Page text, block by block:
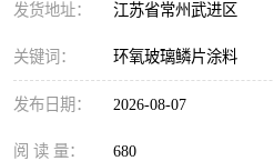
发货地址： 江苏省常州武进区
关键词： 环氧玻璃鳞片涂料
发布日期： 2026-08-07
阅 读 量： 680